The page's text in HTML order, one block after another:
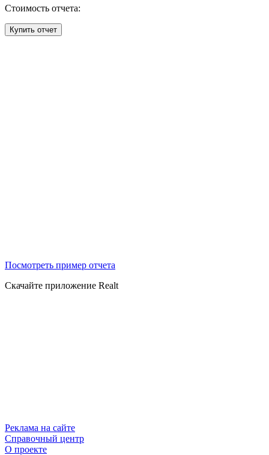
Стоимость отчета:
Купить отчет
Посмотреть пример отчета
Скачайте приложение Realt
Реклама на сайте
Справочный центр
О проекте